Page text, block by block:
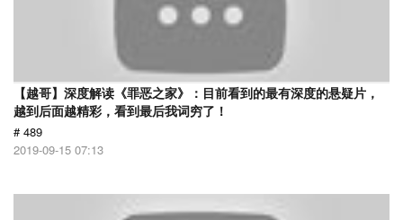
【越哥】深度解读《罪恶之家》：目前看到的最有深度的悬疑片，
越到后面越精彩，看到最后我词穷了！
# 489
2019-09-15 07:13